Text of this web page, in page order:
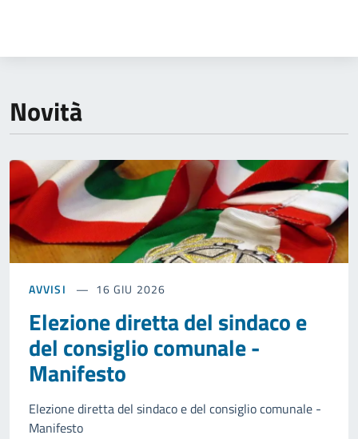
Novità
AVVISI 16 GIU 2026
Elezione diretta del sindaco e
del consiglio comunale -
Manifesto
Elezione diretta del sindaco e del consiglio comunale -
Manifesto